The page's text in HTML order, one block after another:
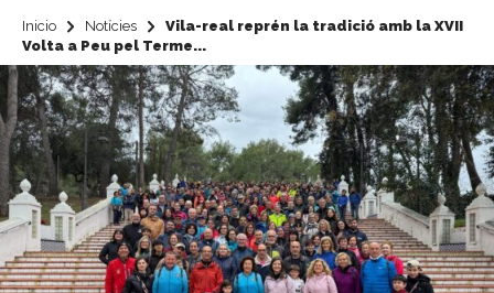
Inicio Notícies
Vila-real reprén la tradició amb la XVII
Volta a Peu pel Terme...